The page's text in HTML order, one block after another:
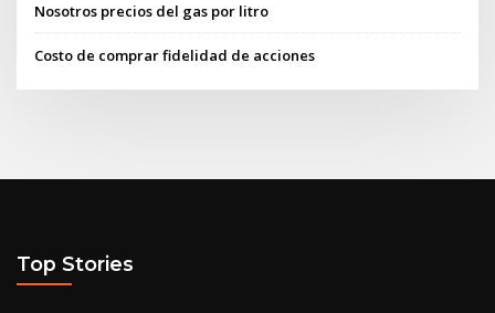
Nosotros precios del gas por litro
Costo de comprar fidelidad de acciones
Top Stories